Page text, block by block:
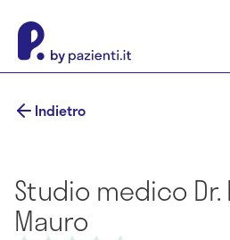
Indietro
Studio medico Dr.
Mauro